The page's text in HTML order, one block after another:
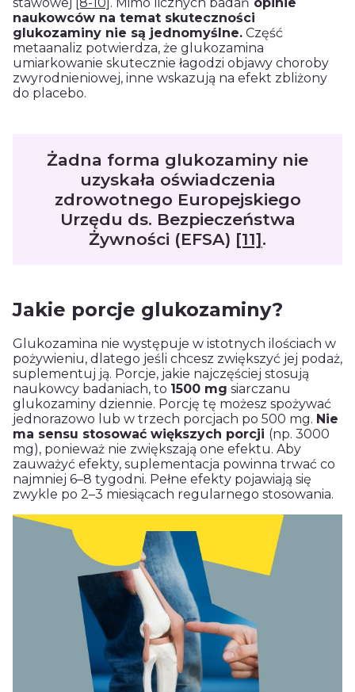
naukowców na temat skuteczności
glukozaminy nie są jednomyślne. Część
metaanaliz potwierdza, że glukozamina
umiarkowanie skutecznie łagodzi objawy choroby
zwyrodnieniowej, inne wskazują na efekt zbliżony
do placebo.
Żadna forma glukozaminy nie
uzyskała oświadczenia
zdrowotnego Europejskiego
Urzędu ds. Bezpieczeństwa
Żywności (EFSA) [11].
Jakie porcje glukozaminy?
Glukozamina nie występuje w istotnych ilościach w
pożywieniu, dlatego jeśli chcesz zwiększyć jej podaż,
suplementuj ją. Porcje, jakie najczęściej stosują
naukowcy badaniach, to 1500 mg siarczanu
glukozaminy dziennie. Porcję tę możesz spożywać
jednorazowo lub w trzech porcjach po 500 mg. Nie
ma sensu stosować większych porcji (np. 3000
mg), ponieważ nie zwiększają one efektu. Aby
zauważyć efekty, suplementacja powinna trwać co
najmniej 6–8 tygodni. Pełne efekty pojawiają się
zwykle po 2–3 miesiącach regularnego stosowania.